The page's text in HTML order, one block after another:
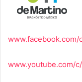
www.facebook.com/
www.youtube.com/